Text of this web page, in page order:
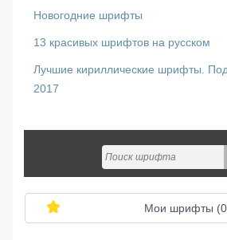
Новогодние шрифты
13 красивых шрифтов на русском
Лучшие кириллические шрифты.
2017
Мои шрифты (0